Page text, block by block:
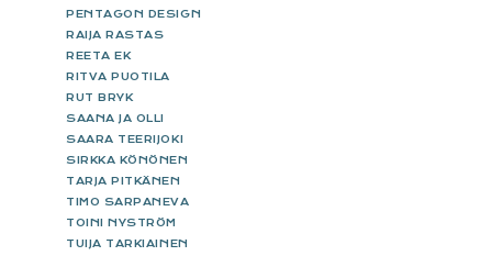
PENTAGON DESIGN
RAIJA RASTAS
REETA EK
RITVA PUOTILA
RUT BRYK
SAANA JA OLLI
SAARA TEERIJOKI
SIRKKA KÖNÖNEN
TARJA PITKÄNEN
TIMO SARPANEVA
TOINI NYSTRÖM
TUIJA TARKIAINEN